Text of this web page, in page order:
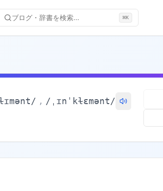
ブログ・辞書を検索... ⌘K
/ , / ˌɪnˈkɫɛmənt/